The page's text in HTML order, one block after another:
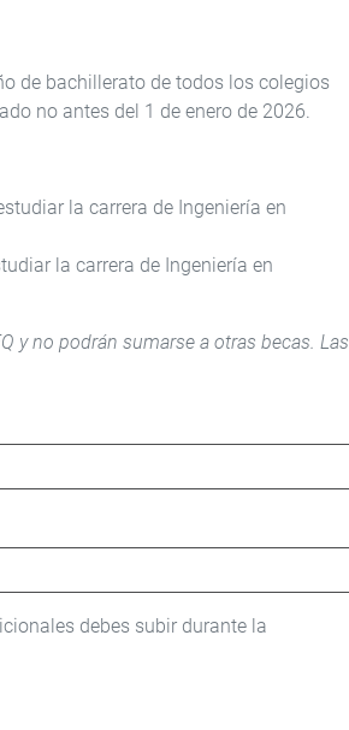
de bachillerato de todos los colegios
no antes del 1 de enero de 2026.
la carrera de Ingeniería en
la carrera de Ingeniería en
y no podrán sumarse a otras becas. Las
debes subir durante la